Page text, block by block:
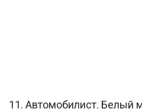
11. Автомобилист. Белый